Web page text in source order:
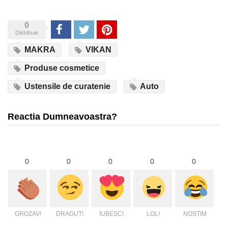
0
Distribuie Share Tweet Pinterest
MAKRA VIKAN
Produse cosmetice
Ustensile de curatenie Auto
Reactia Dumneavoastra?
0
GROZAV!
0
DRAGUT!
0
IUBESC!
0
LOL!
0
NOSTIM